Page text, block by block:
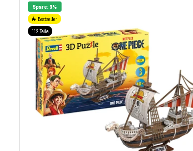
Spare: 3%
Bestseller
112 Teile